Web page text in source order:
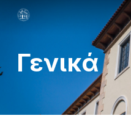
Skip
contentΓενικά